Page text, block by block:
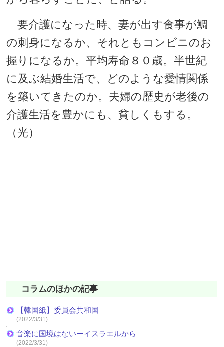
要介護になった時、妻が出す食事が鯛
の刺身になるか、それともコンビニのお
握りになるか。平均寿命８０歳。半世紀
に及ぶ結婚生活で、どのような愛情関係
を築いてきたのか。夫婦の歴史が老後の
介護生活を豊かにも、貧しくもする。
（光）
コラムのほかの記事
【韓国紙】委員会共和国
(2022/3/31)
音楽に国境はないーイスラエルから
(2022/3/31)